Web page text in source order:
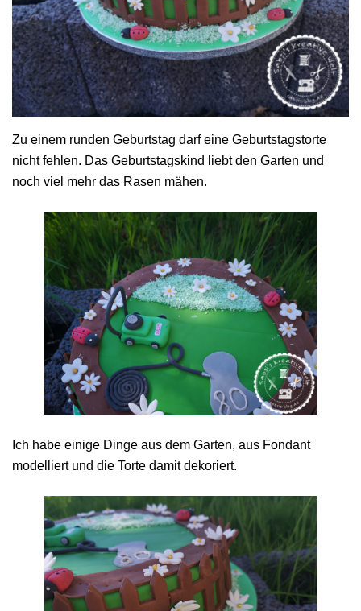
Zu einem runden Geburtstag darf eine Geburtstagstorte
nicht fehlen. Das Geburtstagskind liebt den Garten und
noch viel mehr das Rasen mähen.
Ich habe einige Dinge aus dem Garten, aus Fondant
modelliert und die Torte damit dekoriert.